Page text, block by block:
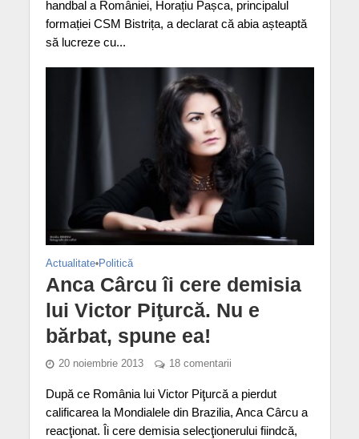
handbal a României, Horațiu Pașca, principalul
formației CSM Bistrița, a declarat că abia așteaptă
să lucreze cu...
Actualitate•Politică
Anca Cârcu îi cere demisia
lui Victor Piţurcă. Nu e
bărbat, spune ea!
20 noiembrie 2013 18 comentarii
După ce România lui Victor Piţurcă a pierdut
calificarea la Mondialele din Brazilia, Anca Cârcu a
reacţionat. Îi cere demisia selecţionerului fiindcă,